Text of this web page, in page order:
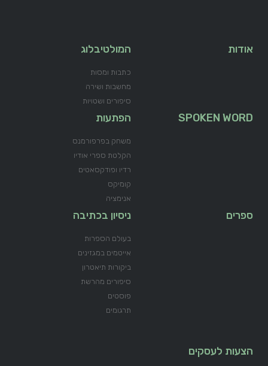
אודות המולטיבלוג
כתבות ומסות
מחשבות ושירה
סיפורים ושטויות
SPOKEN WORD הפתעות
משחק בפרפורמנס
הקלטת ספרי אודיו
רדיו ופודקסאטים
קומיקס
אנימציה
ספרים ניסיון בכתיבה
בעולם הספרות
אייטמים במגזינים
ביקורות תיאטרון
סיפורים מהרשת
פוסטים
תרגומים
הצעות לעסקים